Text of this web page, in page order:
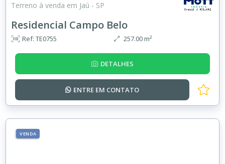
Terreno à venda em Jaú - SP
Residencial Campo Belo
Ref: TE0755 257.00 m²
DETALHES
ENTRE EM CONTATO
VENDA